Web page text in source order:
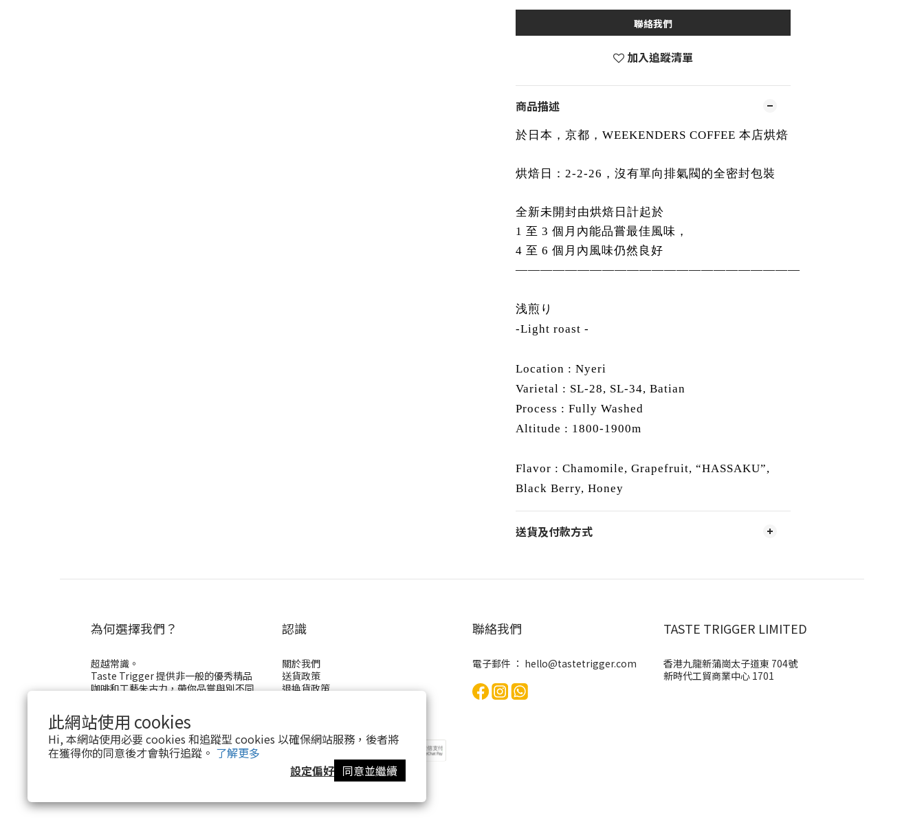
此網站使用 cookies
Hi, 本網站使用必要 cookies 和追蹤型 cookies 以確保網站服務，後者將
在獲得你的同意後才會執行追蹤。 了解更多
設定偏好 同意並繼續
聯絡我們
加入追蹤清單
商品描述
於日本，京都，WEEKENDERS COFFEE 本店烘焙
烘焙日：2-2-26，沒有單向排氣閥的全密封包裝
全新未開封由烘焙日計起於
1 至 3 個月內能品嘗最佳風味，
4 至 6 個月內風味仍然良好
———————————————————————
浅煎り
-Light roast -
Location : Nyeri
Varietal : SL-28, SL-34, Batian
Process : Fully Washed
Altitude : 1800-1900m
Flavor : Chamomile, Grapefruit, “HASSAKU”,
Black Berry, Honey
送貨及付款方式
為何選擇我們？
超越常識。
Taste Trigger 提供非一般的優秀精品
咖啡和工藝朱古力，帶你品嘗與別不同
認識
關於我們
送貨政策
退換貨政策
聯絡我們
電子郵件 ： hello@tastetrigger.com
TASTE TRIGGER LIMITED
香港九龍新蒲崗太子道東 704號
新時代工貿商業中心 1701